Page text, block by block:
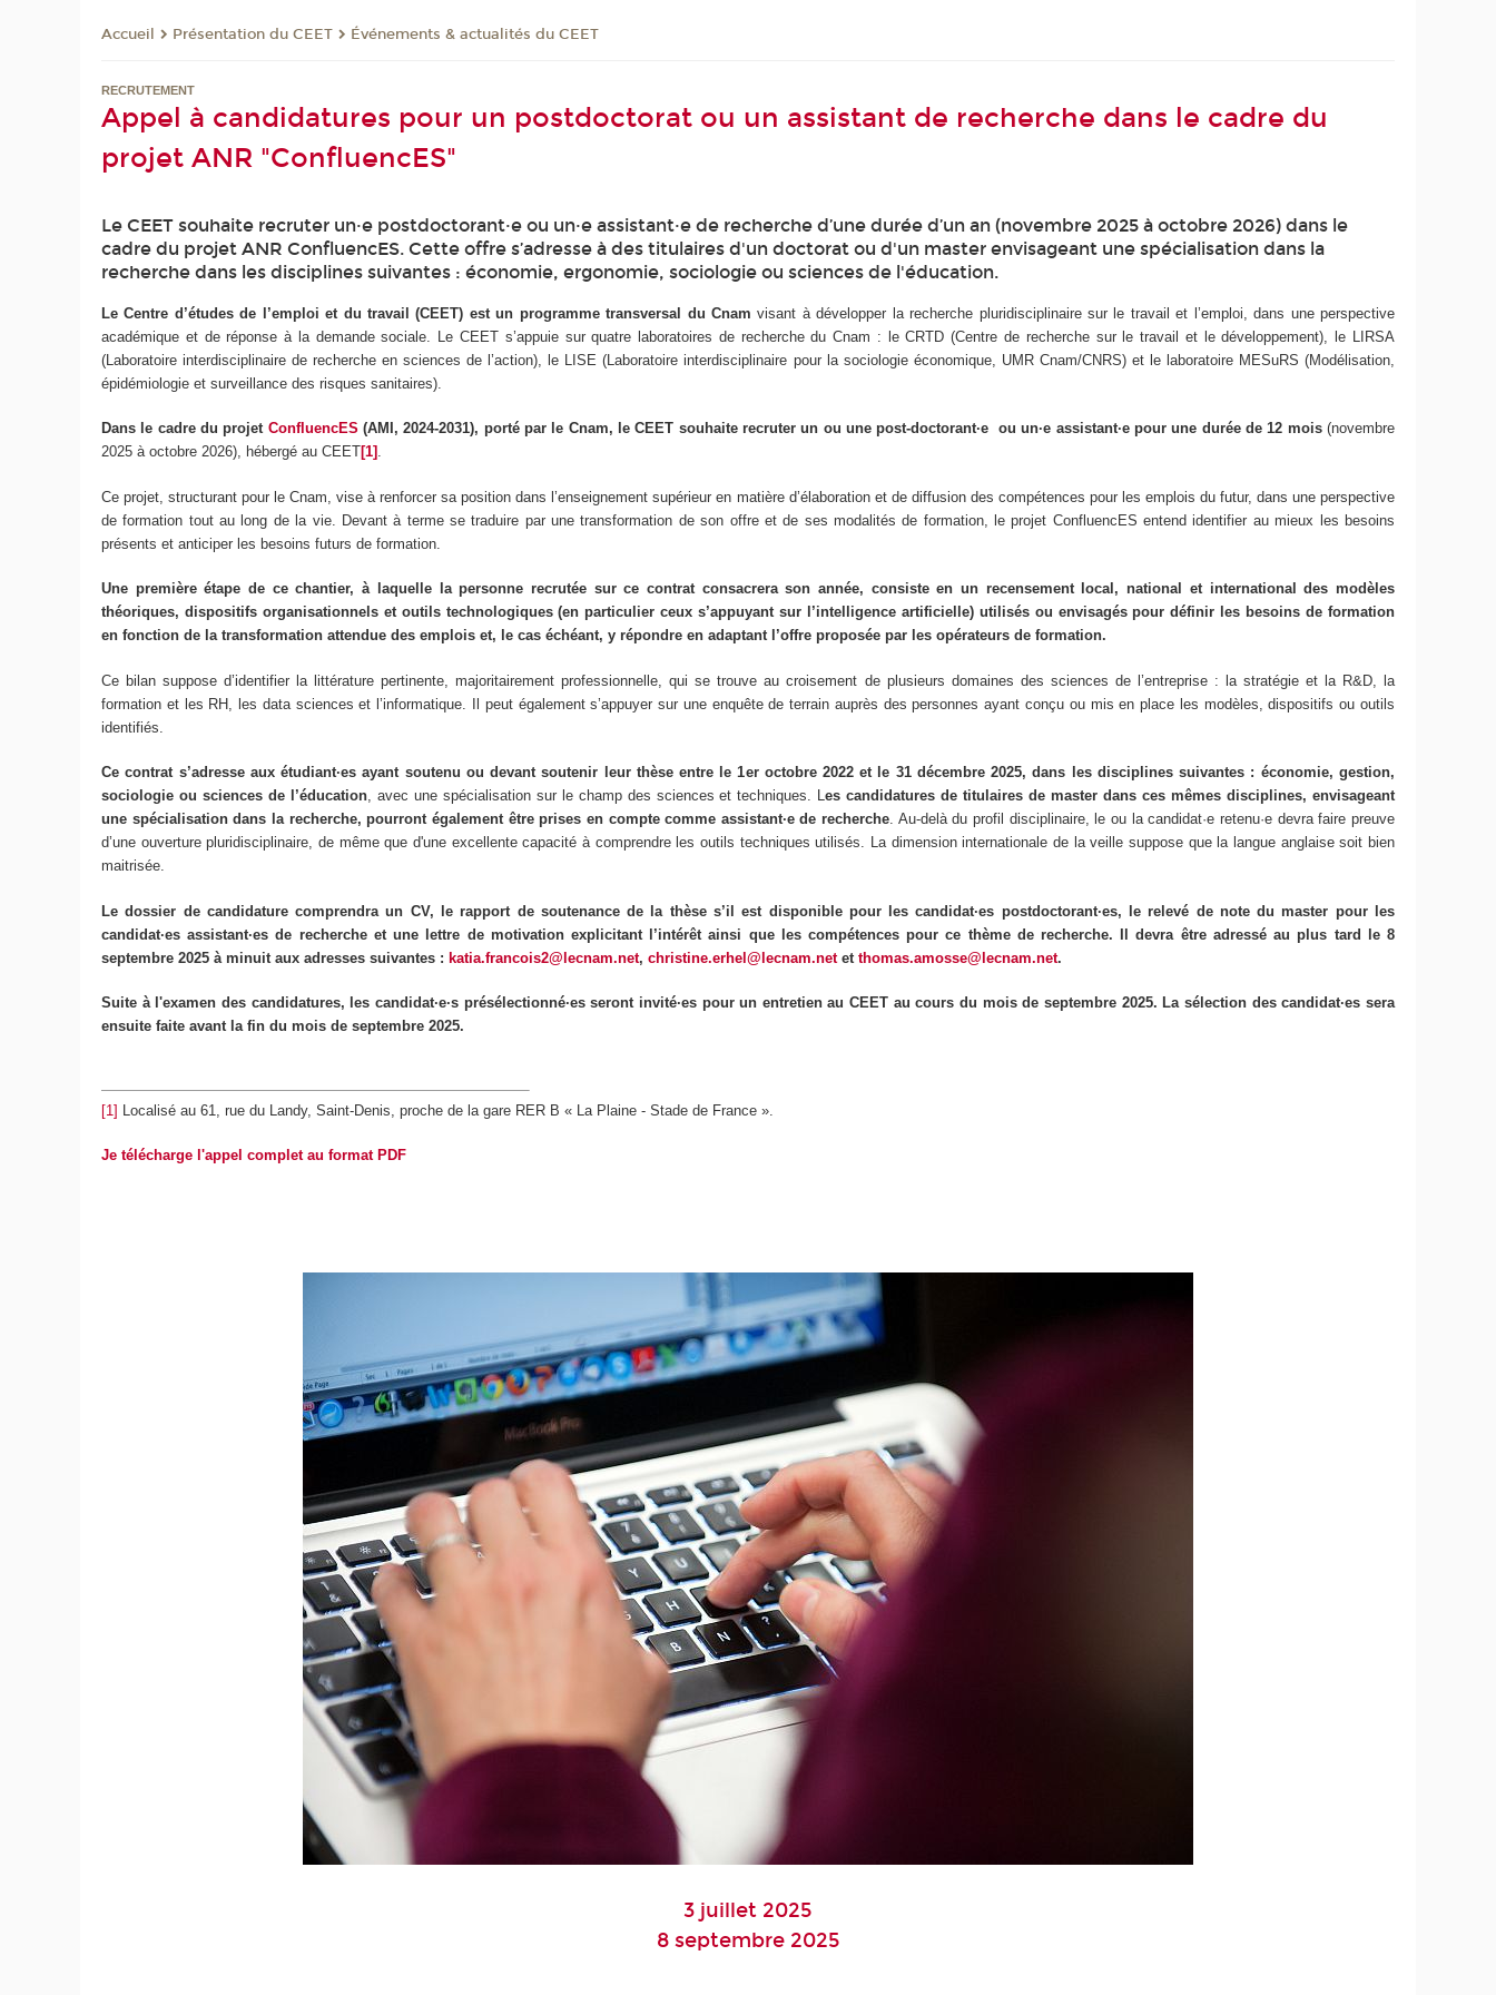
Accueil Présentation du CEET Événements & actualités du CEET
RECRUTEMENT
Appel à candidatures pour un postdoctorat ou un assistant de recherche dans le cadre du
projet ANR "ConfluencES"
Le CEET souhaite recruter un·e postdoctorant·e ou un·e assistant·e de recherche d’une durée d’un an (novembre 2025 à octobre 2026) dans le
cadre du projet ANR ConfluencES. Cette offre s’adresse à des titulaires d'un doctorat ou d'un master envisageant une spécialisation dans la
recherche dans les disciplines suivantes : économie, ergonomie, sociologie ou sciences de l'éducation.
Le Centre d’études de l’emploi et du travail (CEET) est un programme transversal du Cnam visant à développer la recherche pluridisciplinaire sur le travail et l’emploi, dans une perspective
académique et de réponse à la demande sociale. Le CEET s’appuie sur quatre laboratoires de recherche du Cnam : le CRTD (Centre de recherche sur le travail et le développement), le LIRSA
(Laboratoire interdisciplinaire de recherche en sciences de l’action), le LISE (Laboratoire interdisciplinaire pour la sociologie économique, UMR Cnam/CNRS) et le laboratoire MESuRS (Modélisation,
épidémiologie et surveillance des risques sanitaires).
Dans le cadre du projet ConfluencES (AMI, 2024-2031), porté par le Cnam, le CEET souhaite recruter un ou une post-doctorant·e ou un·e assistant·e pour une durée de 12 mois (novembre
2025 à octobre 2026), hébergé au CEET[1] .
Ce projet, structurant pour le Cnam, vise à renforcer sa position dans l’enseignement supérieur en matière d’élaboration et de diffusion des compétences pour les emplois du futur, dans une perspective
de formation tout au long de la vie. Devant à terme se traduire par une transformation de son offre et de ses modalités de formation, le projet ConfluencES entend identifier au mieux les besoins
présents et anticiper les besoins futurs de formation.
Une première étape de ce chantier, à laquelle la personne recrutée sur ce contrat consacrera son année, consiste en un recensement local, national et international des modèles
théoriques, dispositifs organisationnels et outils technologiques (en particulier ceux s’appuyant sur l’intelligence artificielle) utilisés ou envisagés pour définir les besoins de formation
en fonction de la transformation attendue des emplois et, le cas échéant, y répondre en adaptant l’offre proposée par les opérateurs de formation.
Ce bilan suppose d’identifier la littérature pertinente, majoritairement professionnelle, qui se trouve au croisement de plusieurs domaines des sciences de l’entreprise : la stratégie et la R&D, la
formation et les RH, les data sciences et l’informatique. Il peut également s’appuyer sur une enquête de terrain auprès des personnes ayant conçu ou mis en place les modèles, dispositifs ou outils
identifiés.
Ce contrat s’adresse aux étudiant·es ayant soutenu ou devant soutenir leur thèse entre le 1eroctobre 2022 et le 31 décembre 2025, dans les disciplines suivantes : économie, gestion,
sociologie ou sciences de l’éducation, avec une spécialisation sur le champ des sciences et techniques. Les candidatures de titulaires de master dans ces mêmes disciplines, envisageant
une spécialisation dans la recherche, pourront également être prises en compte comme assistant·e de recherche. Au-delà du profil disciplinaire, le ou la candidat·e retenu·e devra faire preuve
d’une ouverture pluridisciplinaire, de même que d'une excellente capacité à comprendre les outils techniques utilisés. La dimension internationale de la veille suppose que la langue anglaise soit bien
maitrisée.
Le dossier de candidature comprendra un CV, le rapport de soutenance de la thèse s’il est disponible pour les candidat·es postdoctorant·es, le relevé de note du master pour les
candidat·es assistant·es de recherche et une lettre de motivation explicitant l’intérêt ainsi que les compétences pour ce thème de recherche. Il devra être adressé au plus tard le 8
septembre 2025 à minuit aux adresses suivantes :katia.francois2@lecnam.net,christine.erhel@lecnam.netetthomas.amosse@lecnam.net.
Suite à l'examen des candidatures, les candidat·e·s présélectionné·es seront invité·es pour un entretien au CEET au cours du mois de septembre 2025. La sélection des candidat·es sera
ensuite faite avant la fin du mois de septembre 2025.
[1] Localisé au 61, rue du Landy, Saint-Denis, proche de la gare RER B « La Plaine - Stade de France ».
Je télécharge l'appel complet au format PDF
3 juillet 2025
8 septembre 2025